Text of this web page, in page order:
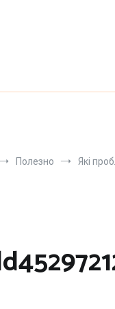
Полезно Які